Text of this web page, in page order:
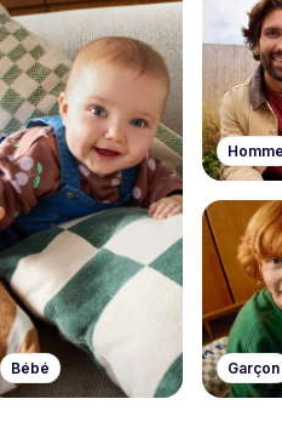
Bébé Garçon